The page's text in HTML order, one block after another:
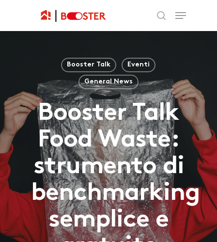
Booster Talk Eventi
General News
Booster Talk
Food Waste:
strumento di
benchmarking
semplice e